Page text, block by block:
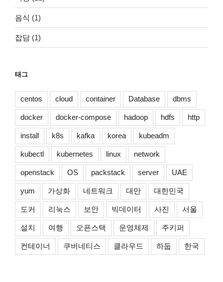
음식 (1)
잡담 (1)
태그
centos cloud container Database dbms
docker docker-compose hadoop hdfs http
install k8s kafka korea kubeadm
kubectl kubernetes linux network
openstack OS packstack server UAE
yum 가상화 네트워크 대만 대한민국
도커 리눅스 보안 빅데이터 사진 서울
설치 여행 오픈스택 운영체제 주키퍼
컨테이너 쿠버네티스 클라우드 하둡 한국